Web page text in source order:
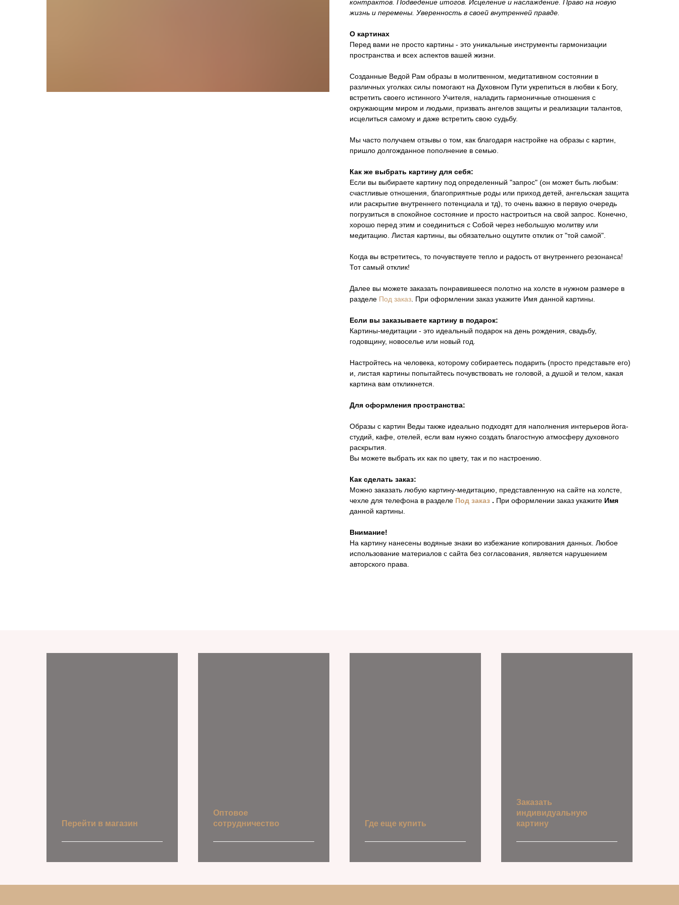
контрактов. Подведение итогов. Исцеление и наслаждение. Право на новую
жизнь и перемены. Уверенность в своей внутренней правде.
О картинах
Перед вами не просто картины - это уникальные инструменты гармонизации
пространства и всех аспектов вашей жизни.
Созданные Ведой Рам образы в молитвенном, медитативном состоянии в
различных уголках силы помогают на Духовном Пути укрепиться в любви к Богу,
встретить своего истинного Учителя, наладить гармоничные отношения с
окружающим миром и людьми, призвать ангелов защиты и реализации талантов,
исцелиться самому и даже встретить свою судьбу.
Мы часто получаем отзывы о том, как благодаря настройке на образы с картин,
пришло долгожданное пополнение в семью.
Как же выбрать картину для себя:
Если вы выбираете картину под определенный "запрос" (он может быть любым:
счастливые отношения, благоприятные роды или приход детей, ангельская защита
или раскрытие внутреннего потенциала и тд), то очень важно в первую очередь
погрузиться в спокойное состояние и просто настроиться на свой запрос. Конечно,
хорошо перед этим и соединиться с Собой через небольшую молитву или
медитацию. Листая картины, вы обязательно ощутите отклик от "той самой".
Когда вы встретитесь, то почувствуете тепло и радость от внутреннего резонанса!
Тот самый отклик!
Далее вы можете заказать понравившееся полотно на холсте в нужном размере в
разделе Под заказ . При оформлении заказ укажите Имя данной картины.
Если вы заказываете картину в подарок:
Картины-медитации - это идеальный подарок на день рождения, свадьбу,
годовщину, новоселье или новый год.
Настройтесь на человека, которому собираетесь подарить (просто представьте его)
и, листая картины попытайтесь почувствовать не головой, а душой и телом, какая
картина вам откликнется.
Для оформления пространства:
Образы с картин Веды также идеально подходят для наполнения интерьеров йога-
студий, кафе, отелей, если вам нужно создать благостную атмосферу духовного
раскрытия.
Вы можете выбрать их как по цвету, так и по настроению.
Как сделать заказ:
Можно заказать любую картину-медитацию, представленную на сайте на холсте,
чехле для телефона в разделе Под заказ . При оформлении заказ укажите Имя
данной картины.
Внимание!
На картину нанесены водяные знаки во избежание копирования данных. Любое
использование материалов с сайта без согласования, является нарушением
авторского права.
Перейти в магазин
Оптовое
сотрудничество
Где еще купить
Заказать
индивидуальную
картину